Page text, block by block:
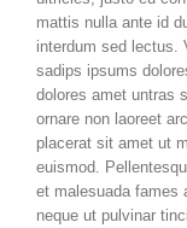
mattis nulla ante id
interdum sed lectus.
sadips ipsums
dolores amet untras
ornare non laoreet
placerat sit amet ut
euismod.
et malesuada fames
neque ut pulvinar